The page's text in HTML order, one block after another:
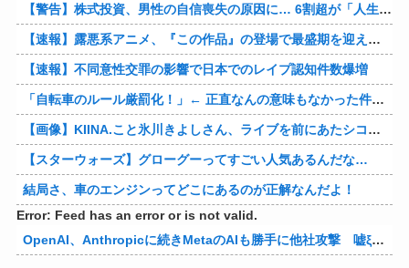
【警告】株式投資、男性の自信喪失の原因に… 6割超が「人生の敗者」自認
【速報】露悪系アニメ、『この作品』の登場で最盛期を迎えてしまう…
【速報】不同意性交罪の影響で日本でのレイプ認知件数爆増
「自転車のルール厳罰化！」← 正直なんの意味もなかった件www
【画像】KIINA.こと氷川きよしさん、ライブを前にあたシコ欲全開www
【スターウォーズ】グローグーってすごい人気あるんだな…
結局さ、車のエンジンってどこにあるのが正解なんだよ！
Error: Feed has an error or is not valid.
OpenAI、Anthropicに続きMetaのAIも勝手に他社攻撃 嘘ξけど何これ流行ってんの？